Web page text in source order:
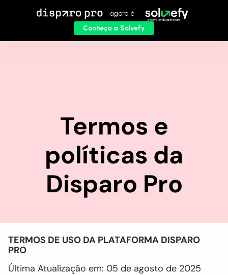
Termos e
políticas da
Disparo Pro
TERMOS DE USO DA PLATAFORMA DISPARO
PRO
Última Atualização em: 05 de agosto de 2025
agora é
Conheça a Solvefy